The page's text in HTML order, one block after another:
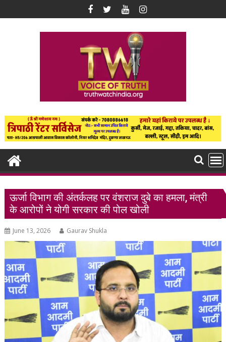
to
ऊर्जा विभाग की अंतर्कलह पर वंशराज दुबे का हमला, मंत्री
के आरोपों ने योगी सरकार की पोल खोली
June 13, 2026 Gaurav Shukla